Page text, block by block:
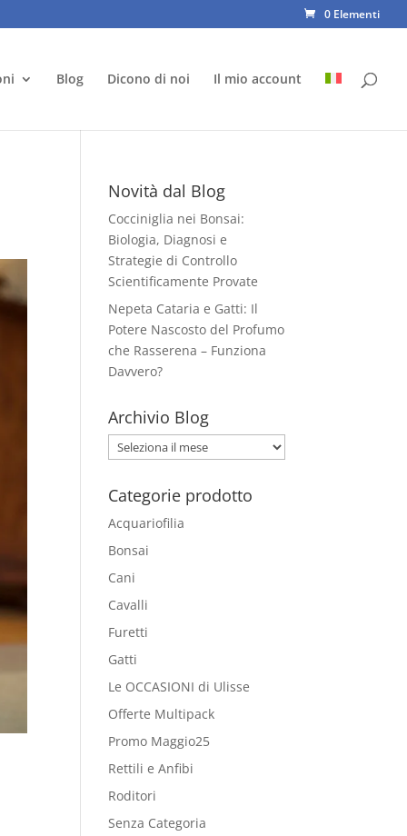
0 Elementi
Blog Dicono di noi Il mio account
Novità dal Blog
Cocciniglia nei Bonsai:
Biologia, Diagnosi e
Strategie di Controllo
Scientificamente Provate
Nepeta Cataria e Gatti: Il
Potere Nascosto del Profumo
che Rasserena – Funziona
Davvero?
Archivio Blog
Archivio
Blog
Categorie prodotto
Acquariofilia
Bonsai
Cani
Cavalli
Furetti
Gatti
Le OCCASIONI di Ulisse
Offerte Multipack
Promo Maggio25
Rettili e Anfibi
Roditori
Senza Categoria